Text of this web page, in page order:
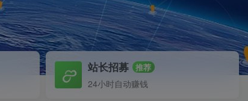
站长招募 推荐
24小时自动赚钱